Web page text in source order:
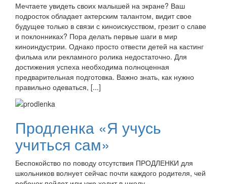
Мечтаете увидеть своих малышей на экране? Ваш
подросток обладает актерским талантом, видит свое
будущее только в связи с киноискусством, грезит о славе
и поклонниках? Пора делать первые шаги в мир
киноиндустрии. Однако просто отвести детей на кастинг
фильма или рекламного ролика недостаточно. Для
достижения успеха необходима полноценная
предварительная подготовка. Важно знать, как нужно
правильно одеваться, [...]
Продленка «Я учусь
учиться сам»
Беспокойство по поводу отсутствия ПРОДЛЕНКИ для
школьников волнует сейчас почти каждого родителя, чей